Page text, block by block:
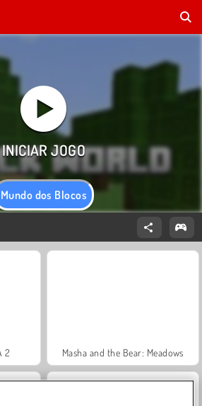
Mundo dos Blocos
2 Masha and the Bear: Meadows